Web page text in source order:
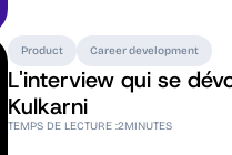
Product Career development
L'interview qui se
Kulkarni
TEMPS DE LECTURE :2MINUTES